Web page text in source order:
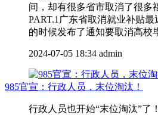
间，却有很多省市取消了很多
PART.1广东省取消就业补贴
的时候发布了通知要取消高校
2024-07-05 18:34 admin
985官宣：行政人员，末位淘汰！
行政人员也开始“末位淘汰”了